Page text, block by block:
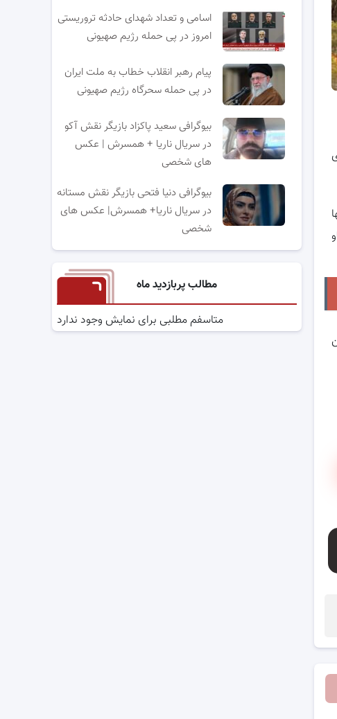
اسامی و تعداد شهدای حادثه تروریستی
امروز در پی حمله رژیم صهیونی
پیام رهبر انقلاب خطاب به ملت ایران
در پی حمله سحرگاه رژیم صهیونی
بیوگرافی سعید پاکزاد بازیگر نقش آکو
در سریال ناریا + همسرش | عکس
های شخصی
بیوگرافی دنیا فتحی بازیگر نقش مستانه
در سریال ناریا+ همسرش| عکس های
شخصی
مطالب پربازدید ماه
متاسفم مطلبی برای نمایش وجود ندارد